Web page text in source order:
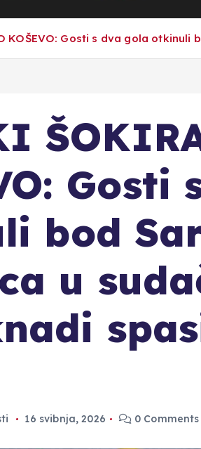
KOŠEVO: Gosti s dva gola
Gosti
bod
u
16 svibnja, 2026 0 Comments